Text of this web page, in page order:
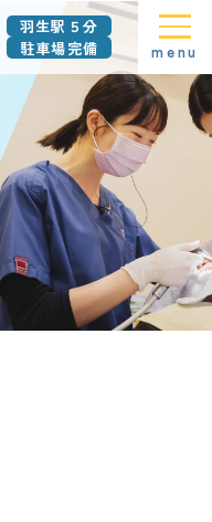
羽生駅５分
駐車場完備
menu